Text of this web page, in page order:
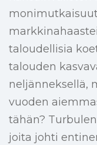
taloudellisia
talouden
neljänneksellä,
vuoden
tähän?
joita johti